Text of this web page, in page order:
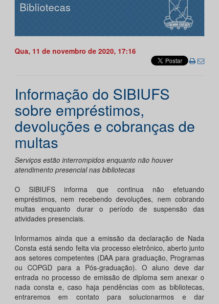
Bibliotecas
Qua, 11 de novembro de 2020, 17:16
Informação do SIBIUFS
sobre empréstimos,
devoluções e cobranças de
multas
Serviços estão interrompidos enquanto não houver
atendimento presencial nas bibliotecas
O SIBIUFS informa que continua não efetuando
empréstimos, nem recebendo devoluções, nem cobrando
multas enquanto durar o período de suspensão das
atividades presenciais.
Informamos ainda que a emissão da declaração de Nada
Consta está sendo feita via processo eletrônico, aberto junto
aos setores competentes (DAA para graduação, Programas
ou COPGD para a Pós-graduação). O aluno deve dar
entrada no processo de emissão de diploma sem anexar o
nada consta e, caso haja pendências com as bibliotecas,
entraremos em contato para solucionarmos e dar